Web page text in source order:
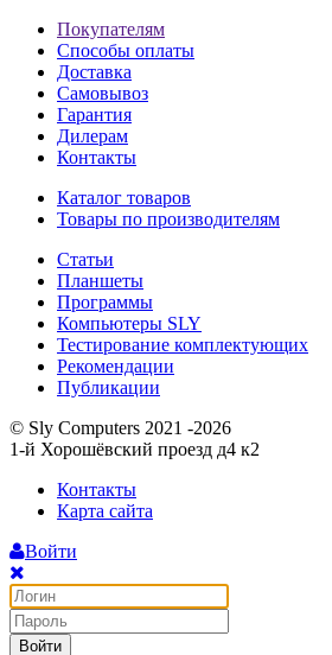
Покупателям
Способы оплаты
Доставка
Самовывоз
Гарантия
Дилерам
Контакты
Каталог товаров
Товары по производителям
Статьи
Планшеты
Программы
Компьютеры SLY
Тестирование комплектующих
Рекомендации
Публикации
© Sly Computers 2021 -2026
1-й Хорошёвский проезд д4 к2
Контакты
Карта сайта
Войти
Войти